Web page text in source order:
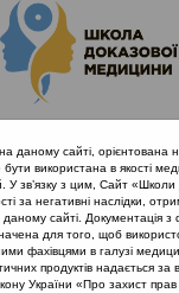
заходи
при
даному сайті,
використана в якості
У зв’язку з цим, Сайт
за негативні наслідки,
сайті. Документація з
для того, щоб
фахівцями в галузі
продуктів надається за
України «Про захист прав